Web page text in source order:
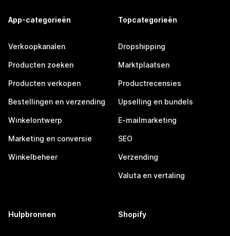
App-categorieën
Verkoopkanalen
Producten zoeken
Producten verkopen
Bestellingen en verzending
Winkelontwerp
Marketing en conversie
Winkelbeheer
Topcategorieën
Dropshipping
Marktplaatsen
Productrecensies
Upselling en bundels
E-mailmarketing
SEO
Verzending
Valuta en vertaling
Hulpbronnen Shopify